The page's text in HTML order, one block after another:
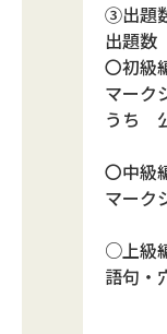
③出題
出題
〇初級
マーク
うち
〇中級
マーク
○上級
語句・